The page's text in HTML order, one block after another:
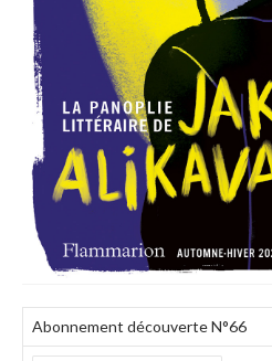
Abonnement découverte N°66